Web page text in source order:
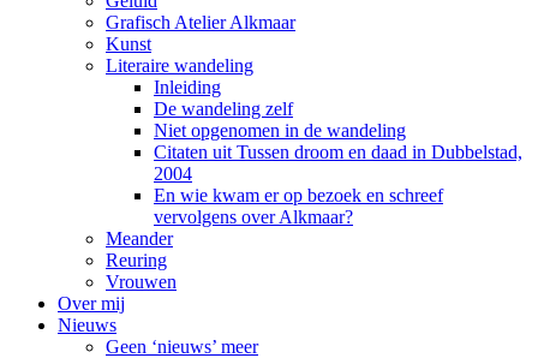
Grafisch Atelier Alkmaar
Kunst
Literaire wandeling
Inleiding
De wandeling zelf
Niet opgenomen in de wandeling
Citaten uit Tussen droom en daad in Dubbelstad,
2004
En wie kwam er op bezoek en schreef
vervolgens over Alkmaar?
Meander
Reuring
Vrouwen
Over mij
Nieuws
Geen ‘nieuws’ meer